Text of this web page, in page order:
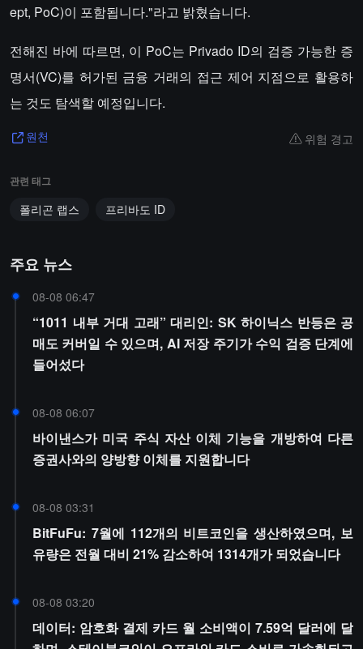
ept, PoC)이 포함됩니다."라고 밝혔습니다.
전해진 바에 따르면, 이 PoC는 Privado ID의 검증 가능한 증
명서(VC)를 허가된 금융 거래의 접근 제어 지점으로 활용하
는 것도 탐색할 예정입니다.
원천 위험 경고
관련 태그
폴리곤 랩스 프리바도 ID
주요 뉴스
08-08 06:47
“1011 내부 거대 고래” 대리인: SK 하이닉스 반등은 공
매도 커버일 수 있으며, AI 저장 주기가 수익 검증 단계에
들어섰다
08-08 06:07
바이낸스가 미국 주식 자산 이체 기능을 개방하여 다른
증권사와의 양방향 이체를 지원합니다
08-08 03:31
BitFuFu: 7월에 112개의 비트코인을 생산하였으며, 보
유량은 전월 대비 21% 감소하여 1314개가 되었습니다
08-08 03:20
데이터: 암호화 결제 카드 월 소비액이 7.59억 달러에 달